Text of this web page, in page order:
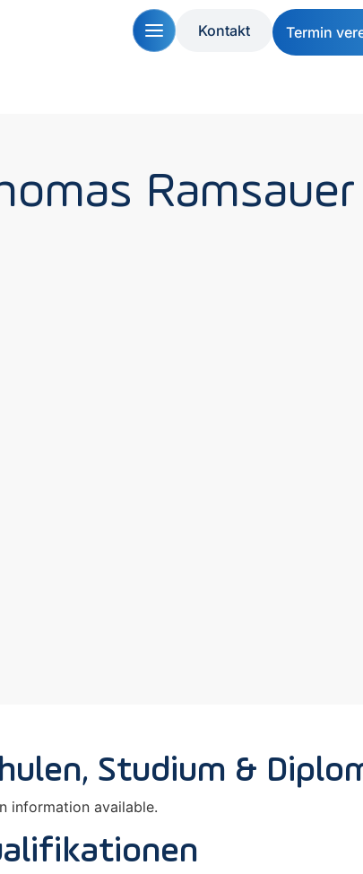
Kontakt Termin
Ramsauer
Studium &
information available.